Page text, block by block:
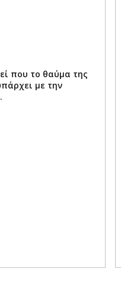
που το θαύμα της
με την